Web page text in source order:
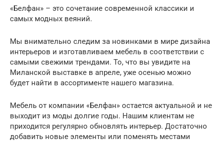
«Белфан» – это сочетание современной классики и
самых модных веяний.
Мы внимательно следим за новинками в мире дизайна
интерьеров и изготавливаем мебель в соответствии с
самыми свежими трендами. То, что вы увидите на
Миланской выставке в апреле, уже осенью можно
будет найти в ассортименте нашего магазина.
Мебель от компании «Белфан» остается актуальной и не
выходит из моды долгие годы. Нашим клиентам не
приходится регулярно обновлять интерьер. Достаточно
добавить новые элементы или поменять местами